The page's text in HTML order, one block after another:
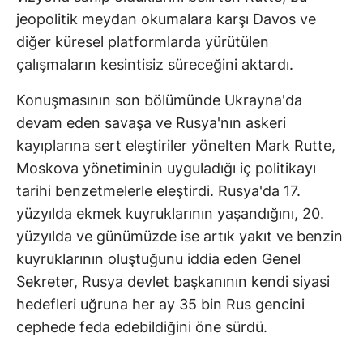
jeopolitik meydan okumalara karşı Davos ve
diğer küresel platformlarda yürütülen
çalışmaların kesintisiz süreceğini aktardı.
Konuşmasının son bölümünde Ukrayna'da
devam eden savaşa ve Rusya'nın askeri
kayıplarına sert eleştiriler yönelten Mark Rutte,
Moskova yönetiminin uyguladığı iç politikayı
tarihi benzetmelerle eleştirdi. Rusya'da 17.
yüzyılda ekmek kuyruklarının yaşandığını, 20.
yüzyılda ve günümüzde ise artık yakıt ve benzin
kuyruklarının oluştuğunu iddia eden Genel
Sekreter, Rusya devlet başkanının kendi siyasi
hedefleri uğruna her ay 35 bin Rus gencini
cephede feda edebildiğini öne sürdü.